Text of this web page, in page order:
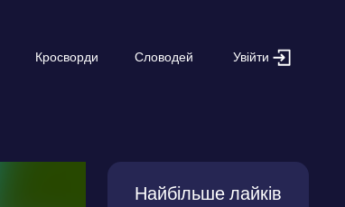
Кросворди Словодей Увійти
Найбільше лайків